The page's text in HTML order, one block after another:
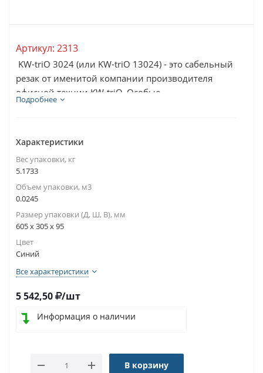
Артикул: 2313
KW-triO 3024 (или KW-triO 13024) - это сабельный
резак от именитой компании производителя
офисной технии KW-triO. Особые
характеристики...
Подробнее
Характеристики
Вес упаковки, кг
5.1733
Объем упаковки, м3
0.0245
Размер упаковки (Д, Ш, В), мм
605 x 305 x 95
Цвет
Синий
Все характеристики
5 542,50 /шт
Информация о наличии
В корзину